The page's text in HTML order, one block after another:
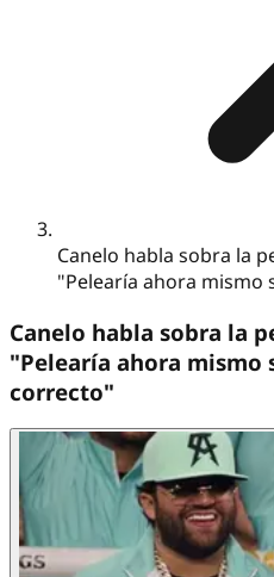
Canelo habla sobra la
"Pelearía ahora mismo
Canelo habla sobra la
"Pelearía ahora mismo
correcto"